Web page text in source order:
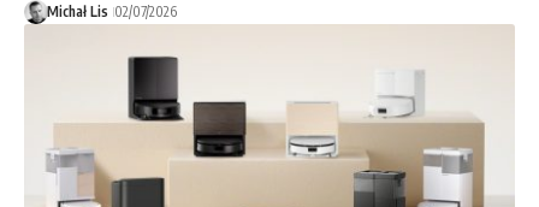
Michał Lis 02/07/2026